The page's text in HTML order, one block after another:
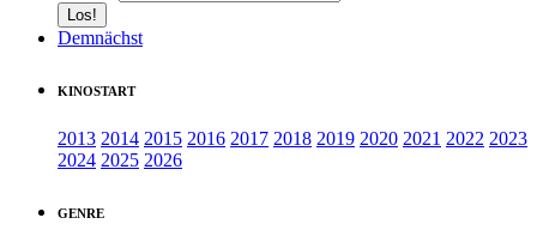
Demnächst
KINOSTART
2013 2014 2015 2016 2017 2018 2019 2020 2021 2022 2023
2024 2025 2026
GENRE